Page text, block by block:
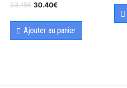
33.18€ 30.40€
Ajouter au panier